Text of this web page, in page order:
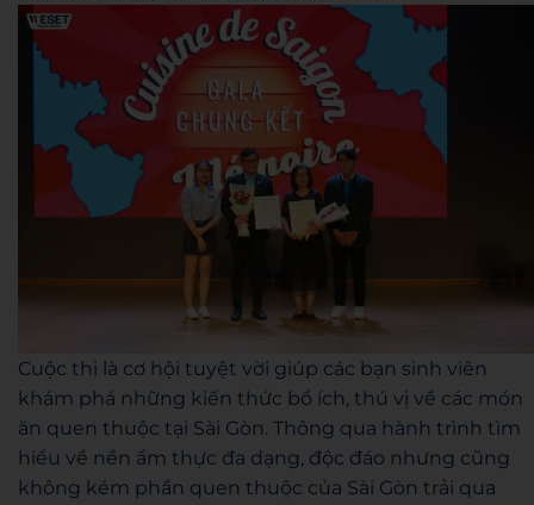
Cuộc thi là cơ hội tuyệt vời giúp các bạn sinh viên
khám phá những kiến thức bổ ích, thú vị về các món
ăn quen thuộc tại Sài Gòn. Thông qua hành trình tìm
hiểu về nền ẩm thực đa dạng, độc đáo nhưng cũng
không kém phần quen thuộc của Sài Gòn trải qua